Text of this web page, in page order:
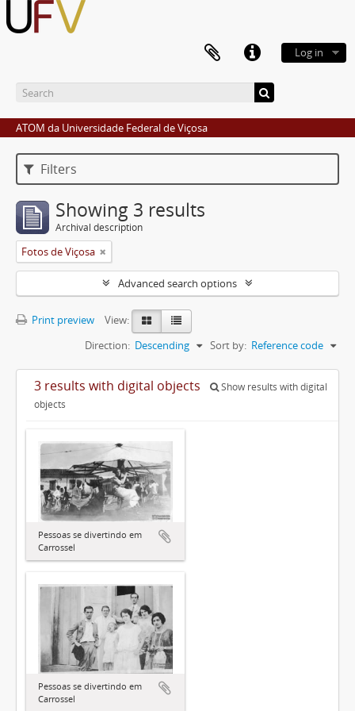
Log in
ATOM da Universidade Federal de Viçosa
Filters
Showing 3 results
Archival description
Fotos de Viçosa
Advanced search options
Print preview
View:
Sort by: Reference code
Direction: Descending
3 results with digital objects
Show results with digital
objects
Pessoas se divertindo em
Carrossel
Pessoas se divertindo em
Carrossel